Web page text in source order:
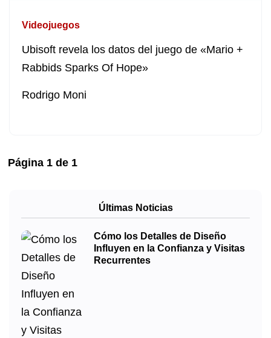
Videojuegos
Ubisoft revela los datos del juego de «Mario +
Rabbids Sparks Of Hope»
Rodrigo Moni
Página 1 de 1
Últimas Noticias
Cómo los Detalles de Diseño
Influyen en la Confianza y Visitas
Recurrentes